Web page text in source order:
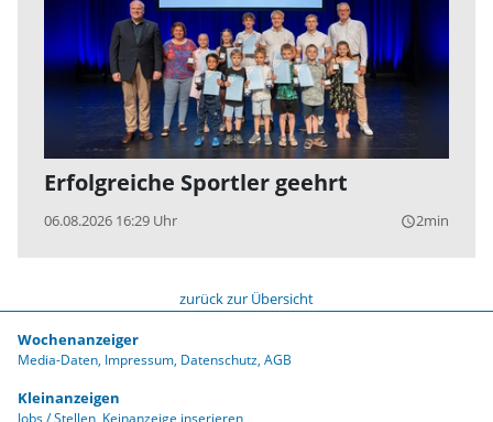
Erfolgreiche Sportler geehrt
06.08.2026 16:29 Uhr query_builder2min
zurück zur Übersicht
Wochenanzeiger
Media-Daten Impressum Datenschutz AGB
Kleinanzeigen